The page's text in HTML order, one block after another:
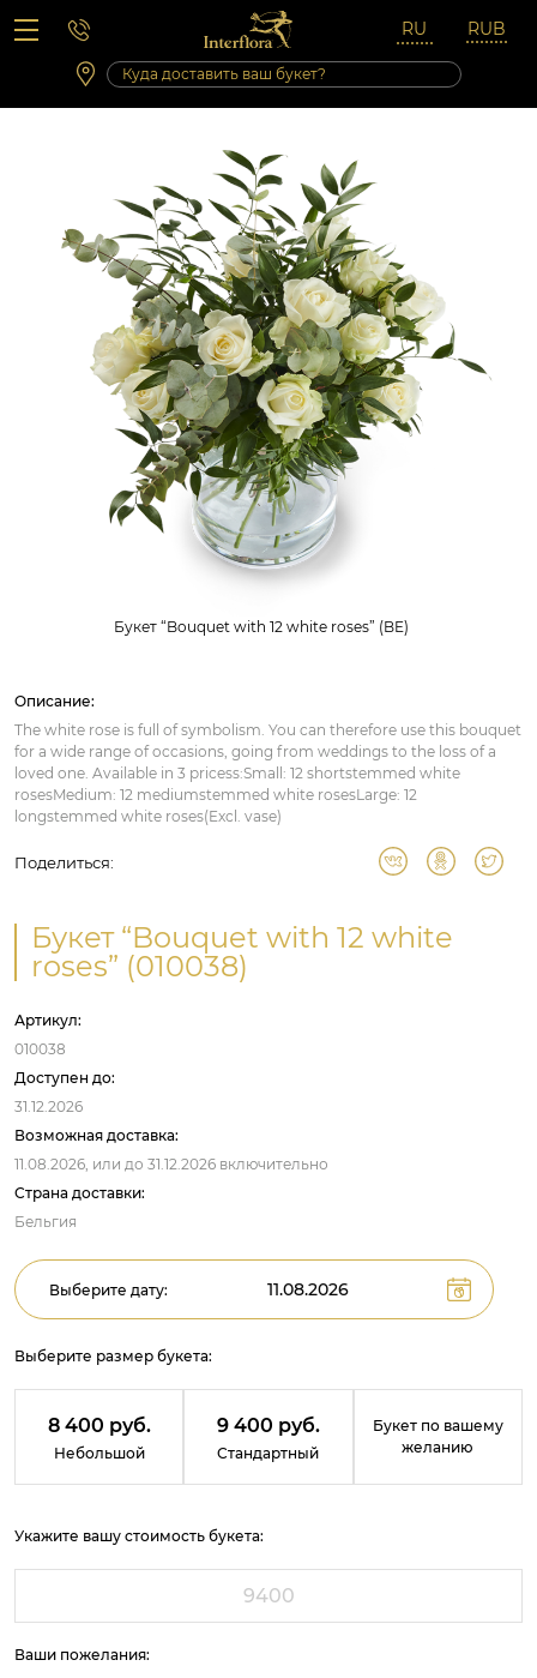
Вопросы-ответы
Сб 10:00 ‐ 14:00
Выходные и праздничные дни
Букет “Bouquet with 12 white roses” (BE)
Описание:
The white rose is full of symbolism. You can therefore use this bouquet
for a wide range of occasions, going from weddings to the loss of a
loved one. Available in 3 pricess:Small: 12 shortstemmed white
rosesMedium: 12 mediumstemmed white rosesLarge: 12
longstemmed white roses(Excl. vase)
Поделиться:
Букет “Bouquet with 12 white
roses” (010038)
Артикул:
010038
Доступен до:
31.12.2026
Возможная доставка:
11.08.2026, или до 31.12.2026 включительно
Страна доставки:
Бельгия
Выберите дату:
Выберите размер букета:
8 400 руб.
Небольшой
9 400 руб.
Стандартный
Букет по вашему
желанию
Укажите вашу стоимость букета:
Ваши пожелания: